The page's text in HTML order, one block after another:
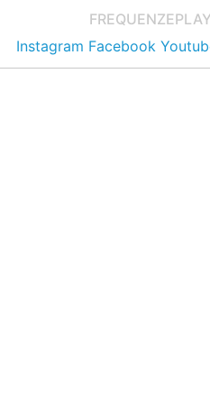
FREQUENZE
Instagram Facebook